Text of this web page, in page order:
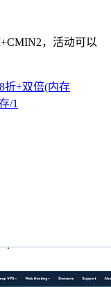
，活动可以
折+双倍(内存
/1